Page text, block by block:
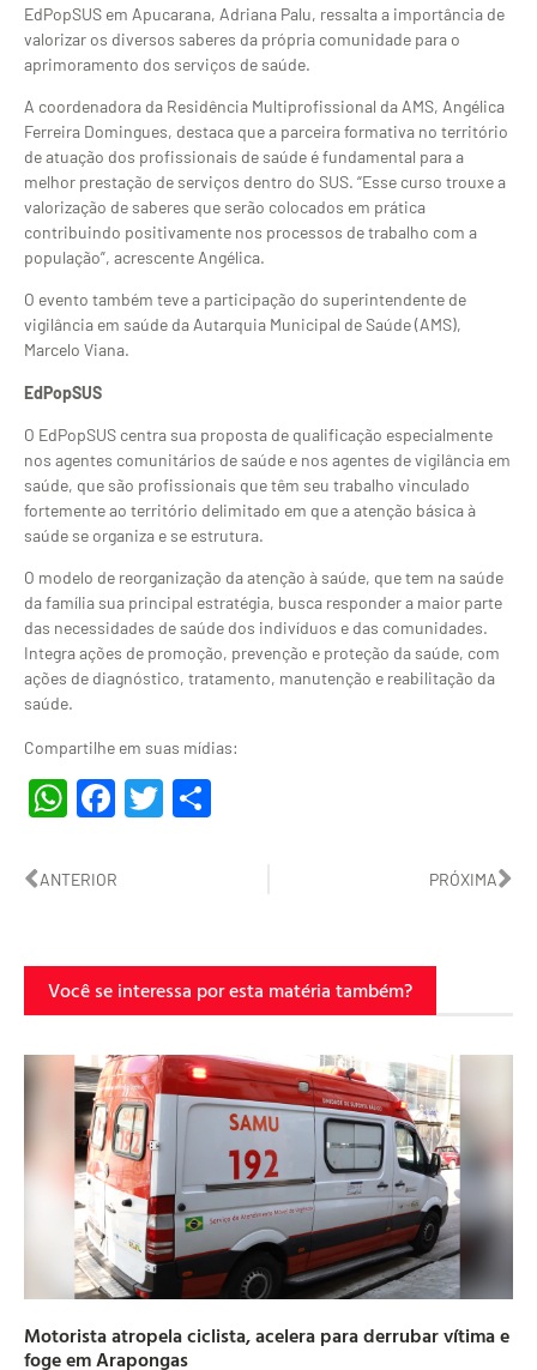
EdPopSUS em Apucarana, Adriana Palu, ressalta a importância de
valorizar os diversos saberes da própria comunidade para o
aprimoramento dos serviços de saúde.
A coordenadora da Residência Multiprofissional da AMS, Angélica
Ferreira Domingues, destaca que a parceira formativa no território
de atuação dos profissionais de saúde é fundamental para a
melhor prestação de serviços dentro do SUS. “Esse curso trouxe a
valorização de saberes que serão colocados em prática
contribuindo positivamente nos processos de trabalho com a
população”, acrescente Angélica.
O evento também teve a participação do superintendente de
vigilância em saúde da Autarquia Municipal de Saúde (AMS),
Marcelo Viana.
EdPopSUS
O EdPopSUS centra sua proposta de qualificação especialmente
nos agentes comunitários de saúde e nos agentes de vigilância em
saúde, que são profissionais que têm seu trabalho vinculado
fortemente ao território delimitado em que a atenção básica à
saúde se organiza e se estrutura.
O modelo de reorganização da atenção à saúde, que tem na saúde
da família sua principal estratégia, busca responder a maior parte
das necessidades de saúde dos indivíduos e das comunidades.
Integra ações de promoção, prevenção e proteção da saúde, com
ações de diagnóstico, tratamento, manutenção e reabilitação da
saúde.
Compartilhe em suas mídias:
WhatsApp
Facebook
Twitter
ANTERIOR PRÓXIMA
Você se interessa por esta matéria também?
Motorista atropela ciclista, acelera para derrubar vítima e
foge em Arapongas